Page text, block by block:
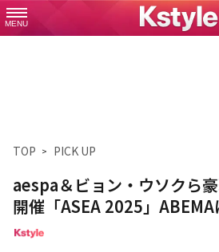
MENU
TOP PICK UP
aespa＆ビョン・ウソクら
開催「ASEA 2025」